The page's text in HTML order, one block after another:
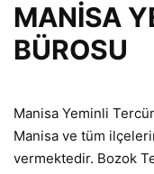
MANİSA
BÜROSU
Manisa Yeminli
Manisa ve tüm
vermektedir. Bozok